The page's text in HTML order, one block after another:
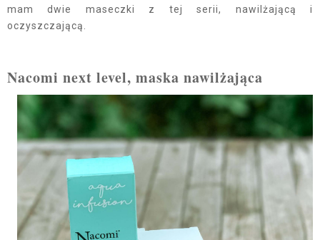
mam dwie maseczki z tej serii, nawilżającą i
oczyszczającą.
Nacomi next level, maska nawilżająca